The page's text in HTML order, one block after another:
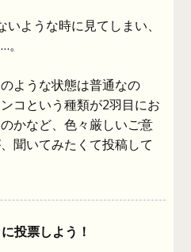
ような時に見てしまい、
ような状態は普通なの
コという種類が2羽目にお
かなど、色々厳しいご意
聞いてみたくて投稿して
投票しよう！